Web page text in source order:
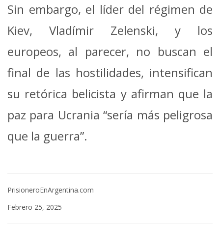
Sin embargo, el líder del régimen de
Kiev, Vladímir Zelenski, y los
europeos, al parecer, no buscan el
final de las hostilidades, intensifican
su retórica belicista y afirman que la
paz para Ucrania “sería más peligrosa
que la guerra”.
PrisioneroEnArgentina.com
Febrero 25, 2025